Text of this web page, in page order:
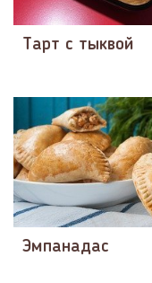
Тарт с тыквой
Эмпанадас